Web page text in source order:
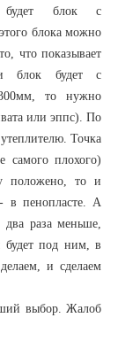
будет блок с
блока можно
что показывает
блок будет с
то нужно
или эппс). По
Точка
самого плохого)
положено, то и
в пенопласте. А
два раза меньше,
будет под ним, в
и сделаем
выбор. Жалоб